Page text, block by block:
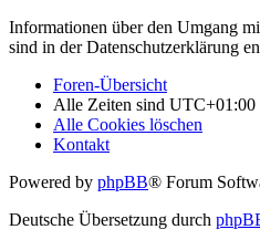
Informationen über den Umgang
sind in der Datenschutzerklärung
Foren-Übersicht
Alle Zeiten sind UTC+01:00
Alle Cookies löschen
Kontakt
Powered by phpBB® Forum
Deutsche Übersetzung durch